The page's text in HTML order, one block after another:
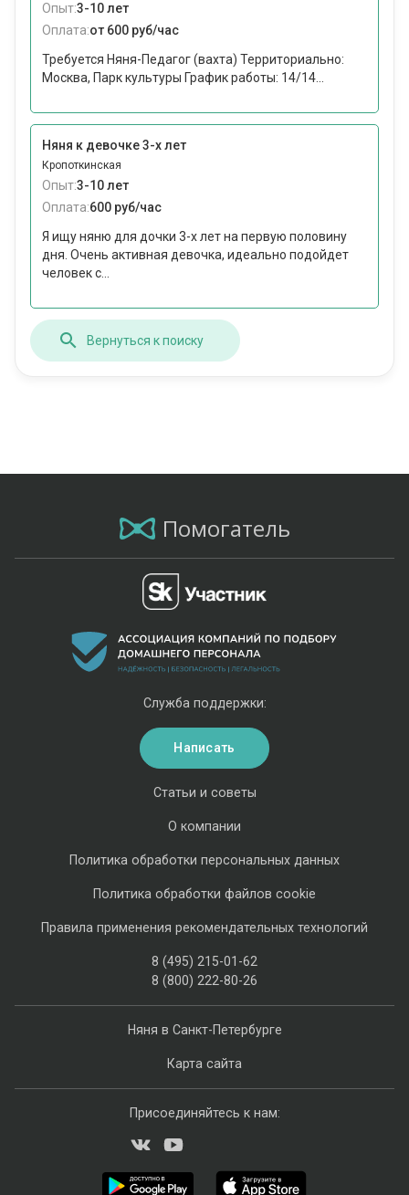
Опыт:3-10 лет
Оплата:от 600 руб/час
Требуется Няня-Педагог (вахта) Территориально:
Москва, Парк культуры График работы: 14/14...
Няня к девочке 3-х лет
Кропоткинская
Опыт:3-10 лет
Оплата:600 руб/час
Я ищу няню для дочки 3-х лет на первую половину
дня. Очень активная девочка, идеально подойдет
человек с...
Вернуться к поиску
Помогатель
Няня в Санкт-Петербурге
Карта сайта
Статьи и советы
О компании
Политика обработки персональных данных
Политика обработки файлов cookie
Правила применения рекомендательных технологий
8 (495) 215-01-62
8 (800) 222-80-26
Служба поддержки:
Написать
Присоединяйтесь к нам: